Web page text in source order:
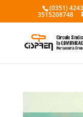
(0351)
3515208748